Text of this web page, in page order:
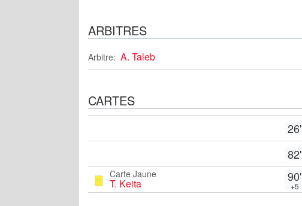
ARBITRES
Arbitre: A. Taleb
CARTES
26'
82'
Carte Jaune
T. Keita 90'
+5